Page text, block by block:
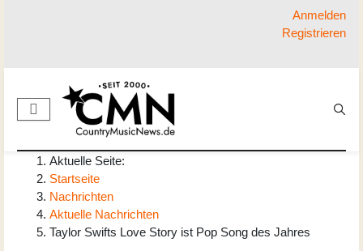
Anmelden
Registrieren
Aktuelle Seite:
Startseite
Nachrichten
Aktuelle Nachrichten
Taylor Swifts Love Story ist Pop Song des Jahres